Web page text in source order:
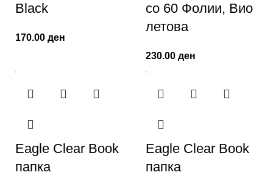
Black
170.00 ден
со 60 Фолии, Вио
летова
230.00 ден
Eagle Clear Book
папка
Eagle Clear Book
папка